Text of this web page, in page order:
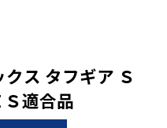
ス タフギア Ｓ
適合品